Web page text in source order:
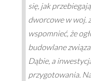
się, jak
dworcowe w woj.
wspomnieć, że
budowlane
Dąbie, a
przygotowania.